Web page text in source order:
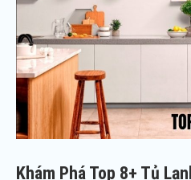
Khám Phá Top 8+ Tủ